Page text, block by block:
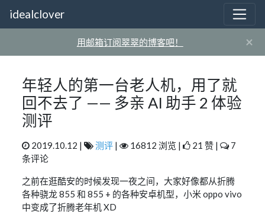
idealclover
用邮箱订阅翠翠的博客吧！ ×
年轻人的第一台老人机，用了就
回不去了 —— 多亲 AI 助手 2 体验
测评
2019.10.12 | 测评 | 16812 浏览 | 21 赞 |
7
条评论
之前在逛酷安的时候发现一夜之间，大家好像都从折腾
各种骁龙 855 和 855 + 的各种安卓机型，小米 oppo vivo
中变成了折腾老年机 XD